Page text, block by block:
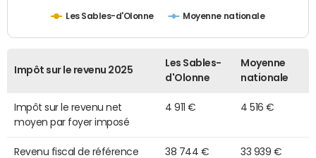
Les Sables-d'Olonne Moyenne nationale
Impôt sur le revenu 2025
Les Sables-
d'Olonne
Moyenne
nationale
Impôt sur le revenu net
moyen par foyer imposé
4 911 € 4 516 €
Revenu fiscal de référence
38 744 € 33 939 €